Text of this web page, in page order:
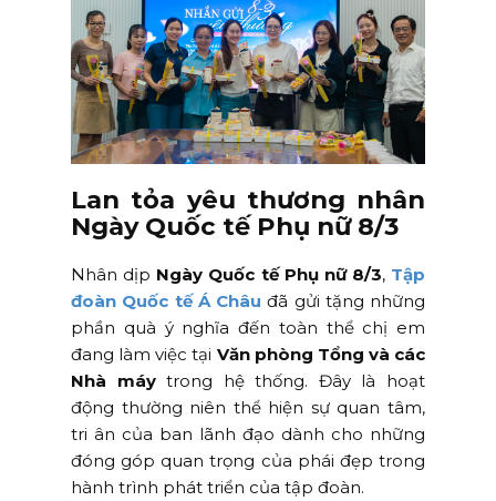
Lan tỏa yêu thương nhân
Ngày Quốc tế Phụ nữ 8/3
Nhân dịp Ngày Quốc tế Phụ nữ 8/3, Tập
đoàn Quốc tế Á Châu đã gửi tặng những
phần quà ý nghĩa đến toàn thể chị em
đang làm việc tại Văn phòng Tổng và các
Nhà máytrong hệ thống. Đây là hoạt
động thường niên thể hiện sự quan tâm,
tri ân của ban lãnh đạo dành cho những
đóng góp quan trọng của phái đẹp trong
hành trình phát triển của tập đoàn.